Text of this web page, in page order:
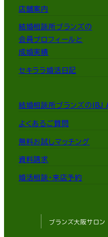
店舗案内
結婚相談所ブランズの
会員プロフィールと
成婚実績
セキララ婚活日記
結婚相談所ブランズのIBJ
よくあるご質問
無料お試しマッチング
資料請求
婚活相談・来店予約
ブランズ大阪サロン